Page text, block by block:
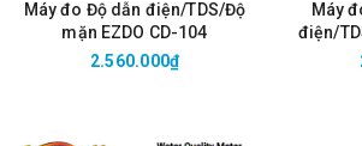
Máy đo Độ dẫn điện/TDS/Độ
mặn EZDO CD-104
2.560.000₫
Máy
điện/